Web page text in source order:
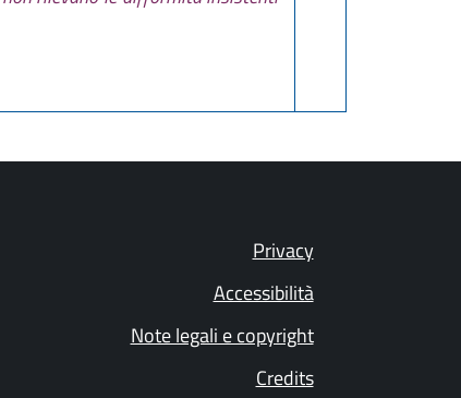
Privacy
Accessibilità
Note legali e copyright
Credits